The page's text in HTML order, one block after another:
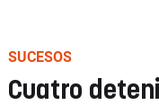
SUCESOS
Cuatro